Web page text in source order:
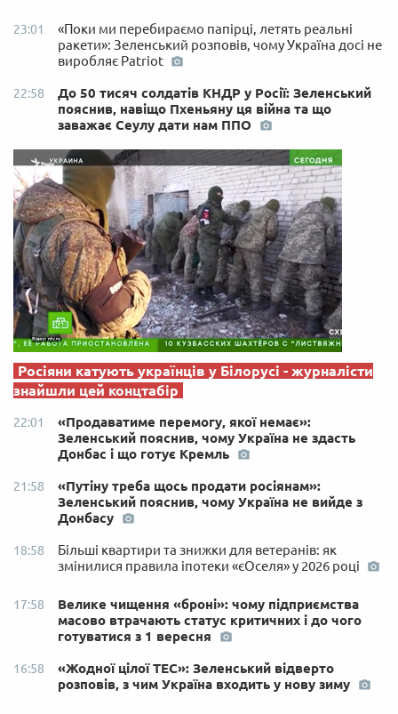
23:01
«Поки ми перебираємо папірці, летять реальні
ракети»: Зеленський розповів, чому Україна досі не
виробляє Patriot
22:58
До 50 тисяч солдатів КНДР у Росії: Зеленський
пояснив, навіщо Пхеньяну ця війна та що
заважає Сеулу дати нам ППО
Росіяни катують українців у Білорусі - журналісти
знайшли цей концтабір
22:01
«Продаватиме перемогу, якої немає»:
Зеленський пояснив, чому Україна не здасть
Донбас і що готує Кремль
21:58
«Путіну треба щось продати росіянам»:
Зеленський пояснив, чому Україна не вийде з
Донбасу
18:58
Більші квартири та знижки для ветеранів: як
змінилися правила іпотеки «єОселя» у 2026 році
17:58
Велике чищення «броні»: чому підприємства
масово втрачають статус критичних і до чого
готуватися з 1 вересня
16:58
«Жодної цілої ТЕС»: Зеленський відверто
розповів, з чим Україна входить у нову зиму